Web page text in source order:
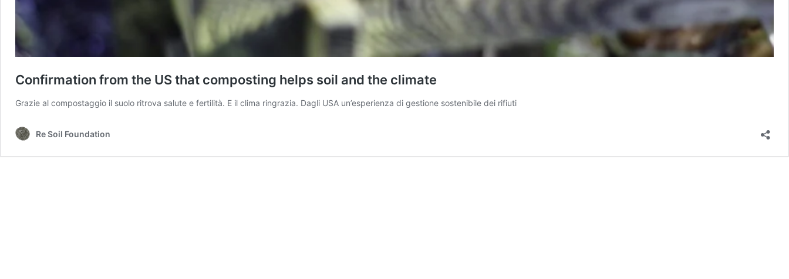
Confirmation from the US that composting helps soil and the climate
Grazie al compostaggio il suolo ritrova salute e fertilità. E il clima ringrazia. Dagli USA un’esperienza di gestione sostenibile dei rifiuti
Re Soil Foundation